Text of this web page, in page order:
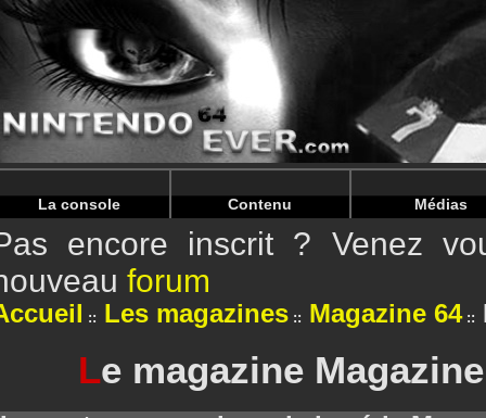
Warning: Undefined array key "HTTP_REFERER" in /
Warning: Undefined array key "HTTP_REFERER" in /
La console Contenu Médias
encore inscrit ? Venez
forum
Les magazines Magazine 64
Le magazine